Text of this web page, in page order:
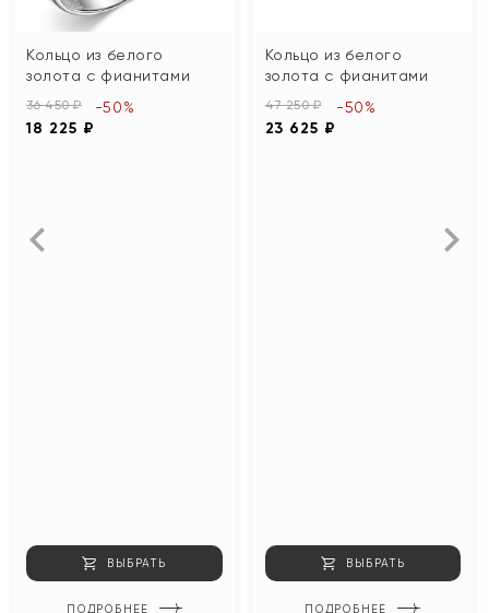
Кольцо из белого
золота с фианитами
36 450 ₽
18 225 ₽
-50%
ВЫБРАТЬ
ПОДРОБНЕЕ
Кольцо из белого
золота с фианитами
47 250 ₽
23 625 ₽
-50%
ВЫБРАТЬ
ПОДРОБНЕЕ